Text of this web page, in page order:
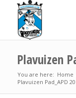
Plavuizen
You are here: Home
Plavuizen Pad_APD